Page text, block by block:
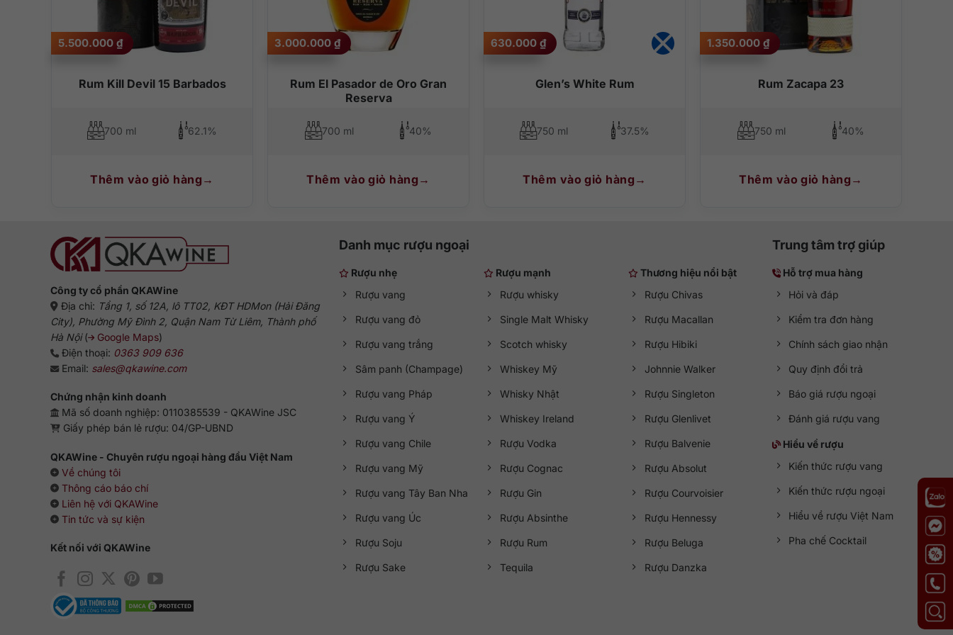
Rum Kill Devil 15 Barbados
5.500.000 ₫
700 ml 62.1%
Thêm vào giỏ hàng
Rum El Pasador de Oro Gran
Reserva
3.000.000 ₫
700 ml 40%
Thêm vào giỏ hàng
Glen’s White Rum
630.000 ₫
750 ml 37.5%
Thêm vào giỏ hàng
Rum Zacapa 23
1.350.000 ₫
750 ml 40%
Thêm vào giỏ hàng
Công ty cổ phần QKAWine
Địa chỉ: Tầng 1, số 12A, lô TT02, KĐT HDMon (Hải Đăng
City), Phường Mỹ Đình 2, Quận Nam Từ Liêm, Thành phố
Hà Nội( Google Maps)
Điện thoại: 0363 909 636
Email: sales@qkawine.com
Chứng nhận kinh doanh
Mã số doanh nghiệp: 0110385539 - QKAWine JSC
Giấy phép bán lẻ rượu: 04/GP-UBND
QKAWine - Chuyên rượu ngoại hàng đầu Việt Nam
Về chúng tôi
Thông cáo báo chí
Liên hệ với QKAWine
Tin tức và sự kiện
Kết nối với QKAWine
Danh mục rượu ngoại
Rượu nhẹ
Rượu vang
Rượu vang đỏ
Rượu vang trắng
Sâm panh (Champage)
Rượu vang Pháp
Rượu vang Ý
Rượu vang Chile
Rượu vang Mỹ
Rượu vang Tây Ban Nha
Rượu vang Úc
Rượu Soju
Rượu Sake
Rượu mạnh
Rượu whisky
Single Malt Whisky
Scotch whisky
Whiskey Mỹ
Whisky Nhật
Whiskey Ireland
Rượu Vodka
Rượu Cognac
Rượu Gin
Rượu Absinthe
Rượu Rum
Tequila
Thương hiệu nổi bật
Rượu Chivas
Rượu Macallan
Rượu Hibiki
Johnnie Walker
Rượu Singleton
Rượu Glenlivet
Rượu Balvenie
Rượu Absolut
Rượu Courvoisier
Rượu Hennessy
Rượu Beluga
Rượu Danzka
Trung tâm trợ giúp
Hỗ trợ mua hàng
Hỏi và đáp
Kiểm tra đơn hàng
Chính sách giao nhận
Quy định đổi trả
Báo giá rượu ngoại
Đánh giá rượu vang
Hiểu về rượu
Kiến thức rượu vang
Kiến thức rượu ngoại
Hiểu về rượu Việt Nam
Pha chế Cocktail